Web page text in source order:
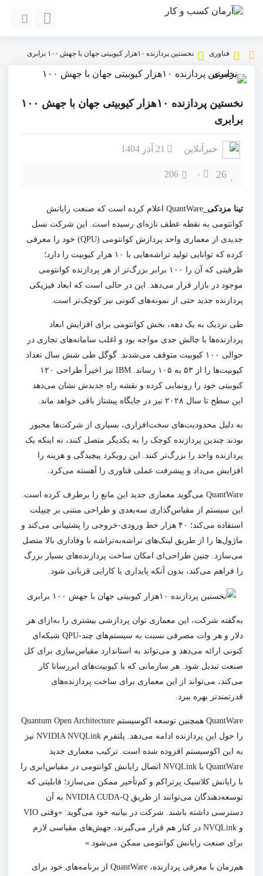
فناوری نخستین پردازنده ۱۰هزار کیوبیتی جهان با جهش ۱۰۰ برابری
نخستین پردازنده ۱۰هزار کیوبیتی جهان با جهش ۱۰۰
برابری
خبرآنلاین 21 آذر 1404
26 ۰ 206
تینا مزدکی_
QuantWare اعلام کرده است که صنعت رایانش
کوانتومی به نقطه عطف تازه‌ای رسیده است. این شرکت نسل
جدیدی از معماری واحد پردازش کوانتومی (QPU) خود را معرفی
کرده که توانایی تولید تراشه‌هایی با ۱۰ هزار کیوبیت را دارد؛
ظرفیتی که آن را ۱۰۰ برابر بزرگ‌تر از هر پردازنده کوانتومی
موجود در بازار قرار می‌دهد. این در حالی است که ابعاد فیزیکی
پردازنده جدید حتی از نمونه‌های کنونی نیز کوچک‌تر است.
طی نزدیک به یک دهه، بخش کوانتومی برای افزایش ابعاد
پردازنده‌ها با چالش جدی مواجه بود و اغلب سامانه‌های تجاری در
حوالی ۱۰۰ کیوبیت متوقف می‌شدند. گوگل طی شش سال تعداد
کیوبیت‌ها را از ۵۳ به ۱۰۵ رساند. IBM نیز اخیراً طراحی ۱۲۰
کیوبیتی خود را رونمایی کرده و نقشه راه جدیدش نشان می‌دهد
این سطح تا سال ۲۰۲۸ نیز در جایگاه پیشتاز باقی خواهد ماند.
به دلیل محدودیت‌های سخت‌افزاری، بسیاری از شرکت‌ها مجبور
بودند چندین پردازنده کوچک را به یکدیگر متصل کنند، نه اینکه یک
پردازنده واحد را بزرگ‌تر کنند. این رویکرد پیچیدگی و هزینه را
افزایش می‌داد و پیشرفت عملی فناوری را آهسته می‌کرد.
QuantWare می‌گوید معماری جدید این مانع را برطرف کرده است.
این سیستم از مقیاس‌گذاری سه‌بعدی و طراحی مبتنی بر چیپلت
استفاده می‌کند؛ ۴۰ هزار خط ورودی-خروجی را پشتیبانی می‌کند و
ماژول‌ها را از طریق لینک‌های تراشه‌به‌تراشه با وفاداری بالا متصل
می‌سازد. چنین طراحی‌ای امکان ساخت پردازنده‌های بسیار بزرگ
را فراهم می‌کند، بدون آنکه پایداری یا کارایی قربانی شود.
به‌گفته شرکت، این معماری توان پردازشی بیشتری را به‌ازای هر
دلار و هر وات مصرفی نسبت به سیستم‌های چند-QPU شبکه‌ای
کنونی ارائه می‌دهد و می‌تواند به استاندارد مقیاس‌سازی برای کل
صنعت تبدیل شود. هر سازمانی که با کیوبیت‌های ابررسانا کار
می‌کند، می‌تواند از این معماری برای ساخت پردازنده‌های
قدرتمندتر بهره ببرد.
QuantWare همچنین توسعه اکوسیستم Quantum Open Architecture
را حول این پردازنده ادامه می‌دهد. پلتفرم NVIDIA NVQLink نیز
به این اکوسیستم افزوده شده است. ترکیب معماری جدید
QuantWare با NVQLink اتصال رایانش کوانتومی در مقیاس‌ابری را
با رایانش کلاسیک پرتراکم و کم‌تأخیر ممکن می‌سازد؛ قابلیتی که
توسعه‌دهندگان می‌توانند از طریق NVIDIA CUDA-Q به آن
دسترسی داشته باشند. شرکت در بیانیه خود می‌گوید: «وقتی VIO
و NVQLink در کنار هم قرار می‌گیرند، جهش‌های مقیاسی لازم
برای صنعت رایانش کوانتومی ممکن می‌شود.»
هم‌زمان با معرفی پردازنده، QuantWare از برنامه‌های خود برای